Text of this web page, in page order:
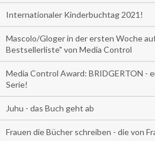
Internationaler Kinderbuchtag 2021!
Mascolo/Gloger in der ersten Woche
Bestsellerliste" von Media Control
Media Control Award: BRIDGERTON -
Serie!
Juhu - das Buch geht ab
Frauen die Bücher schreiben - die von